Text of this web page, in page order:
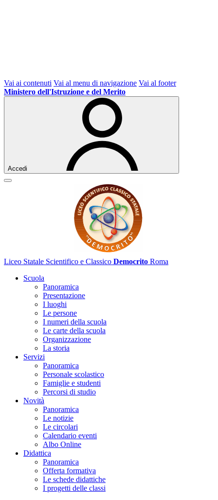
Vai ai contenuti Vai al menu di navigazione Vai al footer
Ministero dell'Istruzione e del Merito
Accedi
Liceo Statale Scientifico e Classico Democrito Roma
Scuola
Panoramica
Presentazione
I luoghi
Le persone
I numeri della scuola
Le carte della scuola
Organizzazione
La storia
Servizi
Panoramica
Personale scolastico
Famiglie e studenti
Percorsi di studio
Novità
Panoramica
Le notizie
Le circolari
Calendario eventi
Albo Online
Didattica
Panoramica
Offerta formativa
Le schede didattiche
I progetti delle classi